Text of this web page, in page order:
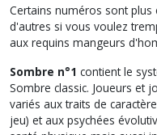
Certains numéros sont
d'autres si vous voulez
aux requins mangeurs
Sombre n°1 contient le
Sombre classic. Joueurs et
variés aux traits de
jeu) et aux psychées